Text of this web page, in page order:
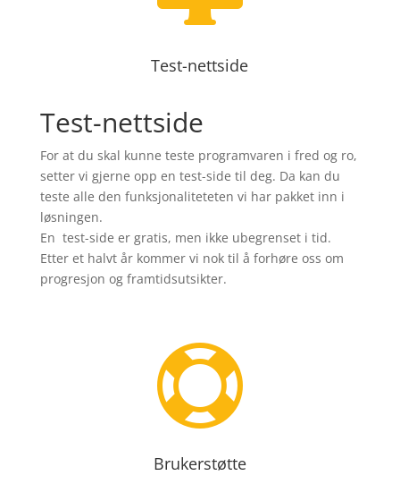
Test-nettside
Test-nettside
For at du skal kunne teste programvaren i fred og ro,
setter vi gjerne opp en test-side til deg. Da kan du
teste alle den funksjonaliteteten vi har pakket inn i
løsningen.
En test-side er gratis, men ikke ubegrenset i tid.
Etter et halvt år kommer vi nok til å forhøre oss om
progresjon og framtidsutsikter.

Brukerstøtte